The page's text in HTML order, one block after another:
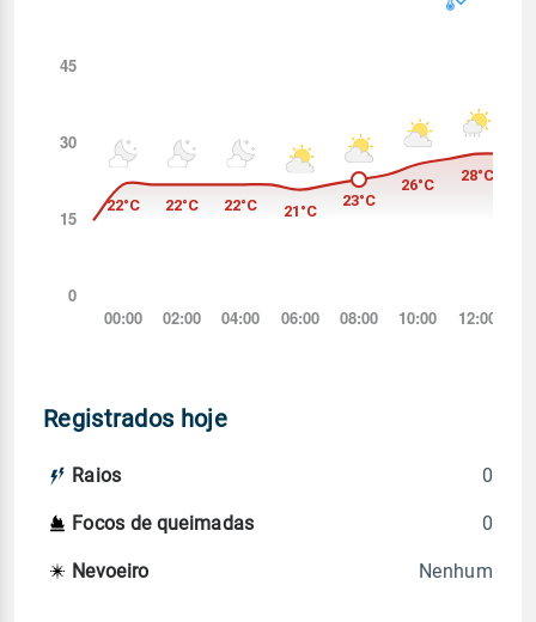
Registrados hoje
Raios 0
Focos de queimadas 0
Nevoeiro Nenhum